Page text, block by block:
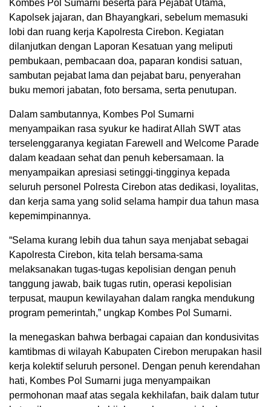
Kombes Pol Sumarni beserta para Pejabat Utama,
Kapolsek jajaran, dan Bhayangkari, sebelum memasuki
lobi dan ruang kerja Kapolresta Cirebon. Kegiatan
dilanjutkan dengan Laporan Kesatuan yang meliputi
pembukaan, pembacaan doa, paparan kondisi satuan,
sambutan pejabat lama dan pejabat baru, penyerahan
buku memori jabatan, foto bersama, serta penutupan.
Dalam sambutannya, Kombes Pol Sumarni
menyampaikan rasa syukur ke hadirat Allah SWT atas
terselenggaranya kegiatan Farewell and Welcome Parade
dalam keadaan sehat dan penuh kebersamaan. Ia
menyampaikan apresiasi setinggi-tingginya kepada
seluruh personel Polresta Cirebon atas dedikasi, loyalitas,
dan kerja sama yang solid selama hampir dua tahun masa
kepemimpinannya.
“Selama kurang lebih dua tahun saya menjabat sebagai
Kapolresta Cirebon, kita telah bersama-sama
melaksanakan tugas-tugas kepolisian dengan penuh
tanggung jawab, baik tugas rutin, operasi kepolisian
terpusat, maupun kewilayahan dalam rangka mendukung
program pemerintah,” ungkap Kombes Pol Sumarni.
Ia menegaskan bahwa berbagai capaian dan kondusivitas
kamtibmas di wilayah Kabupaten Cirebon merupakan hasil
kerja kolektif seluruh personel. Dengan penuh kerendahan
hati, Kombes Pol Sumarni juga menyampaikan
permohonan maaf atas segala kekhilafan, baik dalam tutur